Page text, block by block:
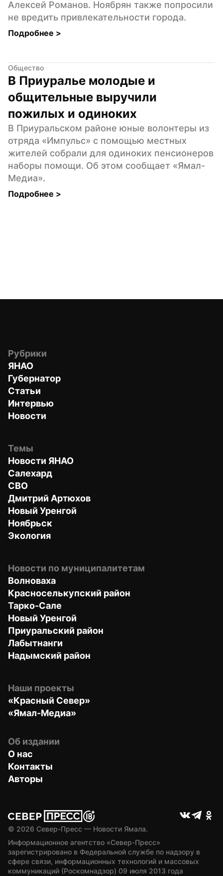
Алексей Романов. Ноябрян также попросили
не вредить привлекательности города.
Подробнее >
Общество
В Приуралье молодые и
общительные выручили
пожилых и одиноких
В Приуральском районе юные волонтеры из
отряда «Импульс» с помощью местных
жителей собрали для одиноких пенсионеров
наборы помощи. Об этом сообщает «Ямал-
Медиа».
Подробнее >
Рубрики
ЯНАО
Губернатор
Статьи
Интервью
Новости
Темы
Новости ЯНАО
Салехард
СВО
Дмитрий Артюхов
Новый Уренгой
Ноябрьск
Экология
Новости по муниципалитетам
Волноваха
Красноселькупский район
Тарко-Сале
Новый Уренгой
Приуральский район
Лабытнанги
Надымский район
Наши проекты
«Красный Север»
«Ямал-Медиа»
Об издании
О нас
Контакты
Авторы
© 2026 Север-Пресс — Новости Ямала.
Информационное агентство «Север-Пресс»
зарегистрировано в Федеральной службе по надзору в
сфере связи, информационных технологий и массовых
коммуникаций (Роскомнадзор) 09 июля 2013 года